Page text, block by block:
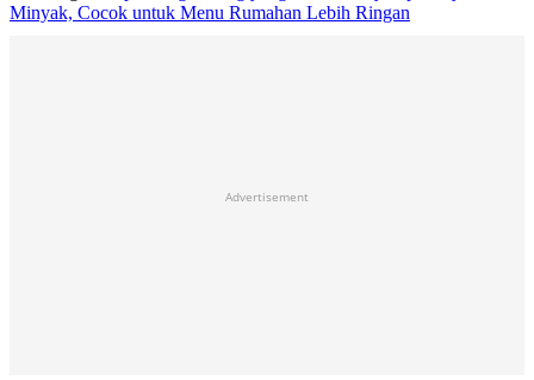
Minyak, Cocok untuk Menu Rumahan Lebih Ringan
Advertisement